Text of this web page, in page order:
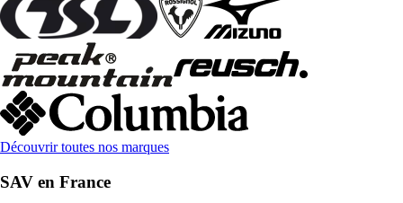
Découvrir toutes nos marques
SAV en France